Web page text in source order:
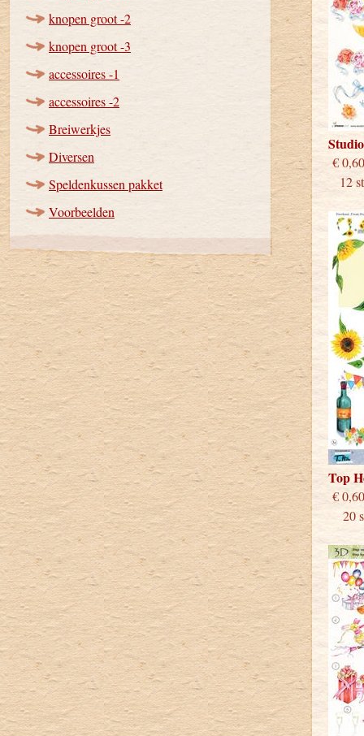
knopen groot -2
knopen groot -3
accessoires -1
accessoires -2
Breiwerkjes
Diversen
Speldenkussen pakket
Voorbeelden
12
Top
20